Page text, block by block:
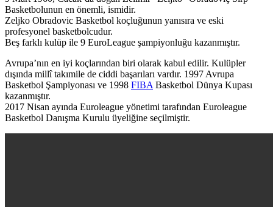
Basketbolunun en önemli, ismidir.
Zeljko Obradovic Basketbol koçluğunun yanısıra ve eski
profesyonel basketbolcudur.
Beş farklı kulüp ile 9 EuroLeague şampiyonluğu kazanmıştır.
Avrupa’nın en iyi koçlarından biri olarak kabul edilir. Kulüpler
dışında millî takımile de ciddi başarıları vardır. 1997 Avrupa
Basketbol Şampiyonası ve 1998 FIBA Basketbol Dünya Kupası
kazanmıştır.
2017 Nisan ayında Euroleague yönetimi tarafından Euroleague
Basketbol Danışma Kurulu üyeliğine seçilmiştir.